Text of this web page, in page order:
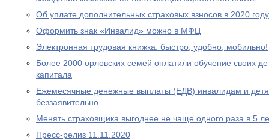
Об уплате дополнительных страховых взносов в 2020 году
Оформить знак «Инвалид» можно в МФЦ
Электронная трудовая книжка: быстро, удобно, мобильно!
Более 2000 орловских семей оплатили обучение своих
капитала
Ежемесячные денежные выплаты (ЕДВ) инвалидам и
беззаявительно
Менять страховщика выгоднее не чаще одного раза в 5
Пресс-релиз 11.11.2020